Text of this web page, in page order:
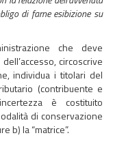
di farne esibizione su
che deve
circoscrive
individua i titolari del
(contribuente e
è costituito
di conservazione
b) la “matrice”.